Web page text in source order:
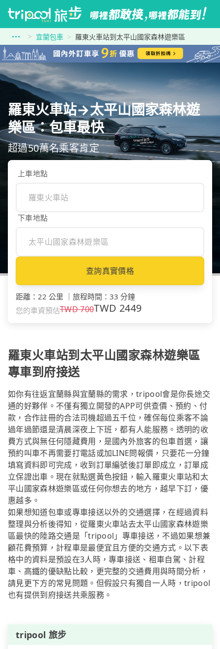
宜蘭包車 羅東火車站到太平山國家森林遊樂區
羅東火車站→太平山國家森林遊
樂區：包車最快
超過50萬名乘客肯定
上車地點
下車地點
查詢真實價格
距離 ： 22 公里 旅程時間 ： 33 分鐘
您的車資預估TWD700TWD 2449
羅東火車站到太平山國家森林遊樂區
專車到府接送
如你有往返宜蘭縣與宜蘭縣的需求，tripool會是你長途交
通的好夥伴。不僅有獨立開發的APP可供查價、預約、付
款，合作註冊的合法司機超過五千位，確保每位乘客不論
過年過節還是清晨深夜上下班，都有人能服務。透明的收
費方式與無任何隱藏費用，是國內外旅客的包車首選，讓
預約叫車不再需要打電話或加LINE問報價，只要花一分鐘
填寫資料即可完成，收到訂單編號後訂單即成立，訂單成
立保證出車。現在就點選黃色按鈕，輸入羅東火車站和太
平山國家森林遊樂區或任何你想去的地方，越早下訂，優
惠越多。
如果想知道包車或專車接送以外的交通選擇，在經過資料
整理與分析後得知，從羅東火車站去太平山國家森林遊樂
區最快的陸路交通是「tripool」專車接送，不過如果想兼
顧花費預算，計程車是最便宜且方便的交通方式。以下表
格中的資料是預設在3人時，專車接送、租車自駕、計程
車、高鐵的優缺點比較，更完整的交通費用與時間分析，
請見更下方的常見問題。但假設只有獨自一人時，tripool
也有提供到府接送共乘服務。
tripool 旅步